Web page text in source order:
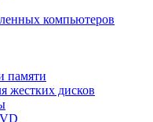
компьютеров
памяти
жестких дисков